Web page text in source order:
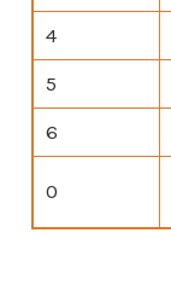
4
5
6
0